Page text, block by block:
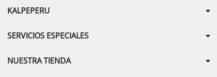
KALPEPERU
SERVICIOS ESPECIALES
NUESTRA TIENDA